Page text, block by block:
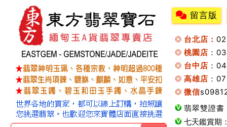
留言版
台北店：
桃園店 ：
台中店 ：
高雄店 ：
微信
翡翠雙證書
七天鑑賞期